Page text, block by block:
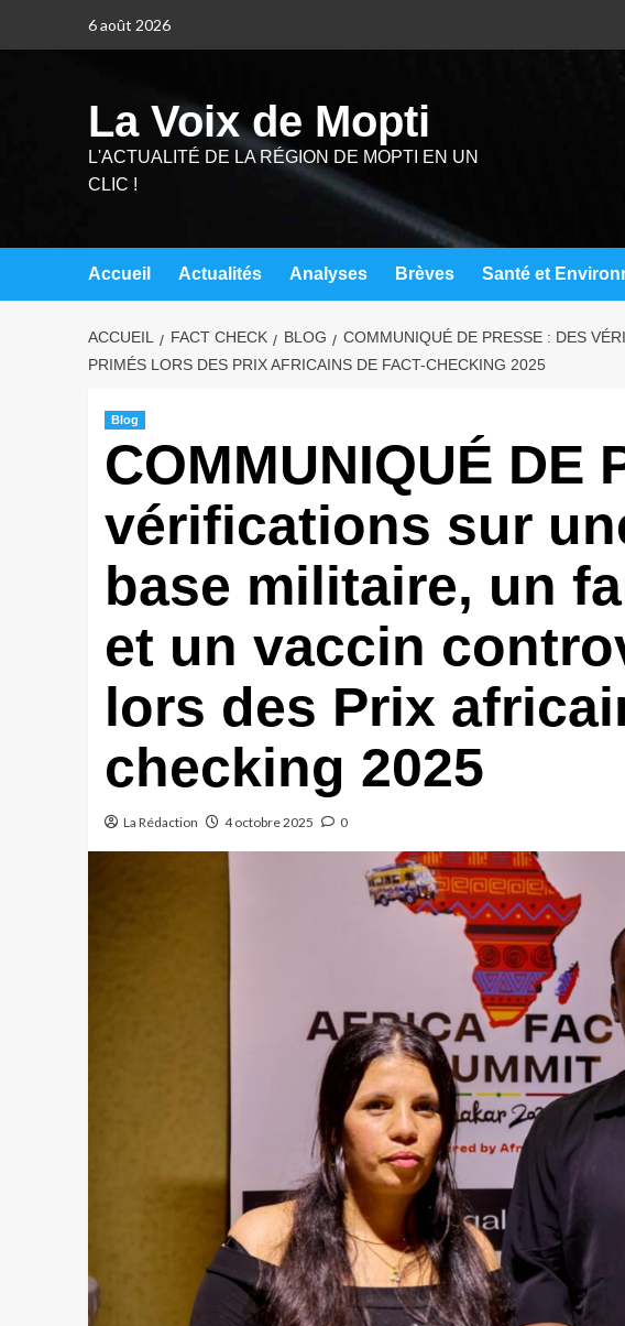
6 août 2026
La Voix de Mopti
L'ACTUALITÉ DE LA RÉGION DE MOPTI EN UN
CLIC !
Accueil Actualités Analyses Brèves Santé et
ACCUEIL FACT CHECK BLOG
COMMUNIQUÉ DE PRESSE : DES
PRIMÉS LORS DES PRIX AFRICAINS DE FACT-CHECKING 2025
Blog
COMMUNIQUÉ DE
vérifications sur
base militaire, un
et un vaccin
lors des Prix
checking 2025
La Rédaction 4 octobre 2025 0